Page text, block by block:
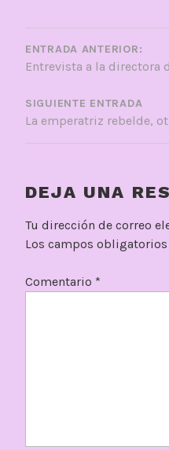
DE
ENTRADAS
ENTRADA ANTERIOR:
Entrevista a la directora
SIGUIENTE ENTRADA
La emperatriz rebelde,
DEJA UNA
Tu dirección de correo
Los campos
Comentario *